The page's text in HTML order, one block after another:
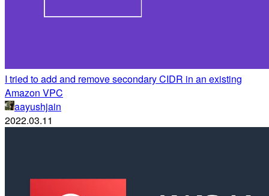
I tried to add and remove secondary CIDR in an existing
Amazon VPC
aayushjain
2022.03.11